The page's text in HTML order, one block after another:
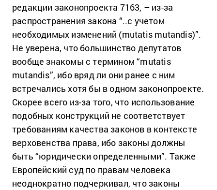
редакции законопроекта 7163, – из-за
распространения закона “..с учетом
необходимых изменений (mutatis mutandis)”.
Не уверена, что большинство депутатов
вообще знакомы с термином “mutatis
mutandis”, ибо вряд ли они ранее с ним
встречались хотя бы в одном законопроекте.
Скорее всего из-за того, что использование
подобных конструкций не соответствует
требованиям качества законов в контексте
верховенства права, ибо законы должны
быть “юридически определенными”. Также
Европейский суд по правам человека
неоднократно подчеркивал, что законы